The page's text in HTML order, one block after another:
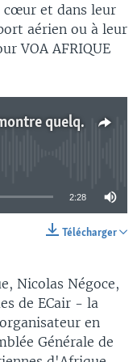
cœur et dans leur
aérien ou à leur
VOA AFRIQUE
Le transport aérien en Afrique montre quelques signes de sa volonté de sortir de la zone de turbulence.
available
2:28
Télécharger
Nicolas Négoce,
de ECair - la
en
Générale de